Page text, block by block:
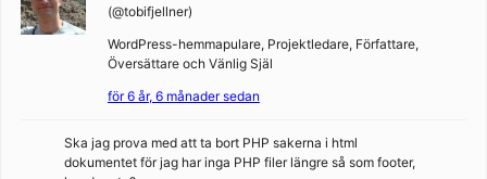
(@tobifjellner)
WordPress-hemmapulare, Projektledare, Författare,
Översättare och Vänlig Själ
för 6 år, 6 månader sedan
Ska jag prova med att ta bort PHP sakerna i html
dokumentet för jag har inga PHP filer längre så som footer,